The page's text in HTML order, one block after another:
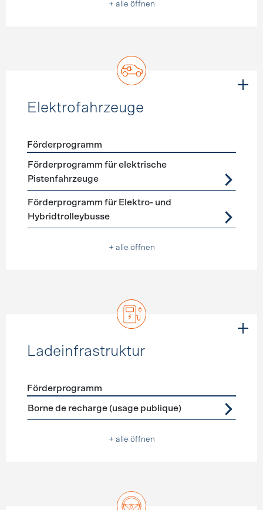
+ alle öffnen
Elektrofahrzeuge
Förderprogramme Elektrofahrzeuge
Förderprogramm
Förderprogramm für elektrische
Pistenfahrzeuge
Förderprogramm für Elektro- und
Hybridtrolleybusse
+ alle öffnen
Ladeinfrastruktur
Förderprogramme Ladeinfrastruktur
Förderprogramm
Borne de recharge (usage publique)
+ alle öffnen